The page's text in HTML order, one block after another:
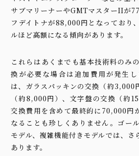
サブマリーナーやGMTマスターIIが
フデイトナが88,000円となっており
ルほど高額になる傾向があります。
これらはあくまでも基本技術料のみ
換が必要な場合は追加費用が発生
は、ガラスパッキンの交換（約3,000
（約8,000円）、文字盤の交換（約
交換費用を含めて最終的に70,000円
なることも珍しくありません。ゴー
モデル、複雑機能付きモデルでは、さ
あります。